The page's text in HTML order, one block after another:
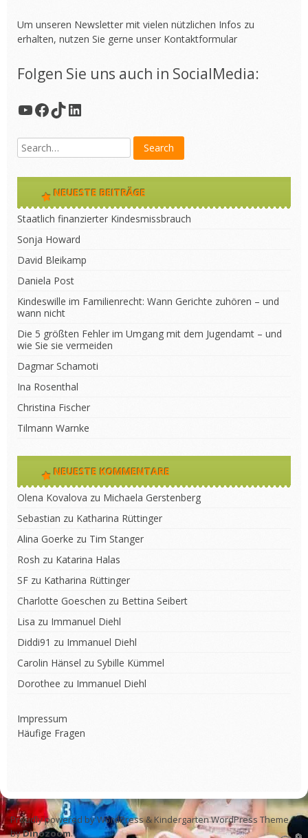
Um unseren Newsletter mit vielen nützlichen Infos zu
erhalten, nutzen Sie gerne unser Kontaktformular
Folgen Sie uns auch in SocialMedia:
YouTube
Facebook
TikTok
LinkedIn
NEUESTE BEITRÄGE
Staatlich finanzierter Kindesmissbrauch
Sonja Howard
David Bleikamp
Daniela Post
Kindeswille im Familienrecht: Wann Gerichte zuhören – und
wann nicht
Die 5 größten Fehler im Umgang mit dem Jugendamt – und
wie Sie sie vermeiden
Dagmar Schamoti
Ina Rosenthal
Christina Fischer
Tilmann Warnke
NEUESTE KOMMENTARE
Olena Kovalova zu Michaela Gerstenberg
Sebastian zu Katharina Rüttinger
Alina Goerke zu Tim Stanger
Rosh zu Katarina Halas
SF zu Katharina Rüttinger
Charlotte Goeschen zu Bettina Seibert
Lisa zu Immanuel Diehl
Diddi91 zu Immanuel Diehl
Carolin Hänsel zu Sybille Kümmel
Dorothee zu Immanuel Diehl
Impressum
Häufige Fragen
Proudly powered by WordPress&Kindergarten WordPress Theme
byDinozoom.